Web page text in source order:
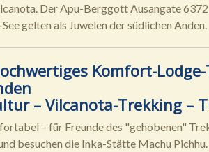
Der Apu-Berggott Ausangate
gelten als Juwelen der südlichen Anden.
Komfort-
– Vilcanota-Trekking –
– für Freunde des "gehobenen"
besuchen die Inka-Stätte Machu